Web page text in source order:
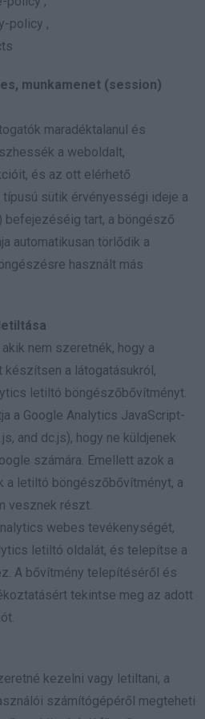
policy ,
munkamenet (session)
maradéktalanul és
a weboldalt,
és az ott elérhető
sütik érvényességi ideje a
befejezéséig tart, a böngésző
automatikusan törlődik a
használt más
nem szeretnék, hogy a
készítsen a látogatásukról,
letiltó böngészőbővítményt.
a Google Analytics JavaScript-
and dc.js), hogy ne küldjenek
számára. Emellett azok a
a letiltó böngészőbővítményt, a
vesznek részt.
webes tevékenységét,
letiltó oldalát, és telepítse a
A bővítmény telepítéséről és
tekintse meg az adott
kezelni vagy letiltani, a
számítógépéről megteheti